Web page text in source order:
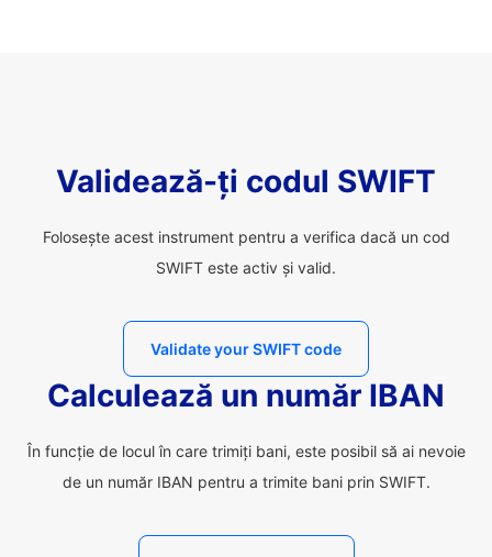
Validează-ți codul SWIFT
Folosește acest instrument pentru a verifica dacă un cod
SWIFT este activ și valid.
Validate your SWIFT code
Calculează un număr IBAN
În funcție de locul în care trimiți bani, este posibil să ai nevoie
de un număr IBAN pentru a trimite bani prin SWIFT.